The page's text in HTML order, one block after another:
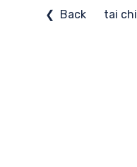
❮ Back tai chi